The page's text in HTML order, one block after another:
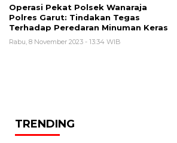
Operasi Pekat Polsek Wanaraja
Polres Garut: Tindakan Tegas
Terhadap Peredaran Minuman Keras
Rabu, 8 November 2023 - 13:34 WIB
TRENDING